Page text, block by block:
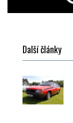
Další články